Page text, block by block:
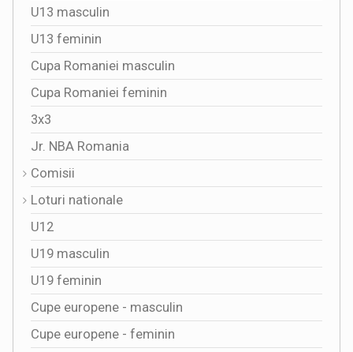
U13 masculin
U13 feminin
Cupa Romaniei masculin
Cupa Romaniei feminin
3x3
Jr. NBA Romania
Comisii
Loturi nationale
U12
U19 masculin
U19 feminin
Cupe europene - masculin
Cupe europene - feminin